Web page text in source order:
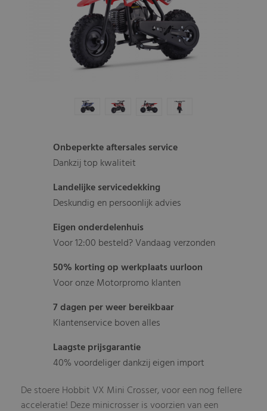
Onbeperkte aftersales service
Dankzij top kwaliteit
Landelijke servicedekking
Deskundig en persoonlijk advies
Eigen onderdelenhuis
Voor 12:00 besteld? Vandaag verzonden
50% korting op werkplaats uurloon
Voor onze Motorpromo klanten
7 dagen per weer bereikbaar
Klantenservice boven alles
Laagste prijsgarantie
40% voordeliger dankzij eigen import
De stoere Hobbit VX Mini Crosser, voor een nog fellere
acceleratie! Deze minicrosser is voorzien van een